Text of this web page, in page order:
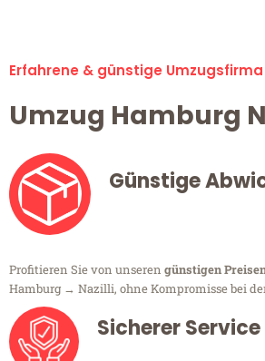
Erfahrene & günstige
Umzug Hamburg
Günstige
Profitieren Sie von unseren günstigen
Hamburg → Nazilli, ohne Kompromisse bei
Sicherer Service